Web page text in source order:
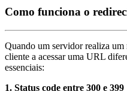
Como funciona o
Quando um servidor realiza
cliente a acessar uma URL
essenciais:
1. Status code entre 300 e 399